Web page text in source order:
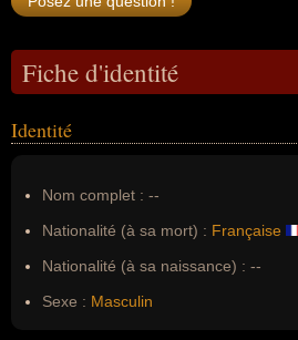
Fiche d'identité
Identité
Nom complet : --
Nationalité (à sa mort) : Française
Nationalité (à sa naissance) : --
Sexe : Masculin